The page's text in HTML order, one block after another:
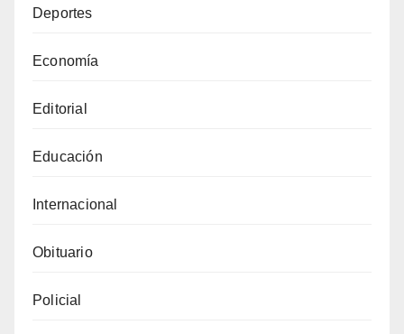
Deportes
Economía
Editorial
Educación
Internacional
Obituario
Policial